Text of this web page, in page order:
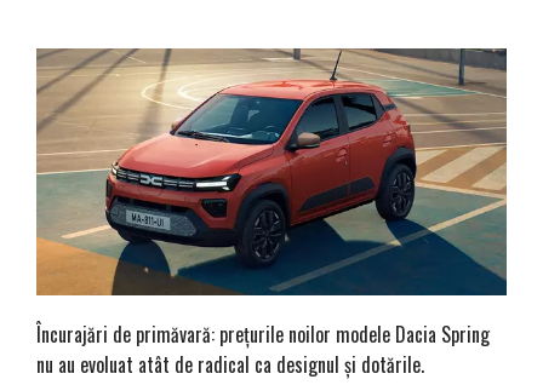
Încurajări de primăvară: prețurile noilor modele Dacia Spring
nu au evoluat atât de radical ca designul și dotările.